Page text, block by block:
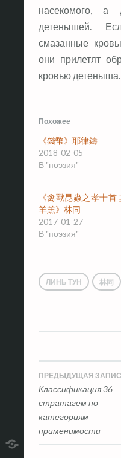
насекомого, а
детенышей.
смазанные
они прилетят
кровью детеныша.
Похожее
《錢幣》耶律鑄
2018-02-05
В "поэзия"
《禽獸昆蟲之孝十首
羊羔》林同
2017-01-27
В "поэзия"
ЛИНЬ ТУН 林同
Навигация
по
записям
ПРЕДЫДУЩАЯ
Классификация 36
стратагем по
категориям
применимости